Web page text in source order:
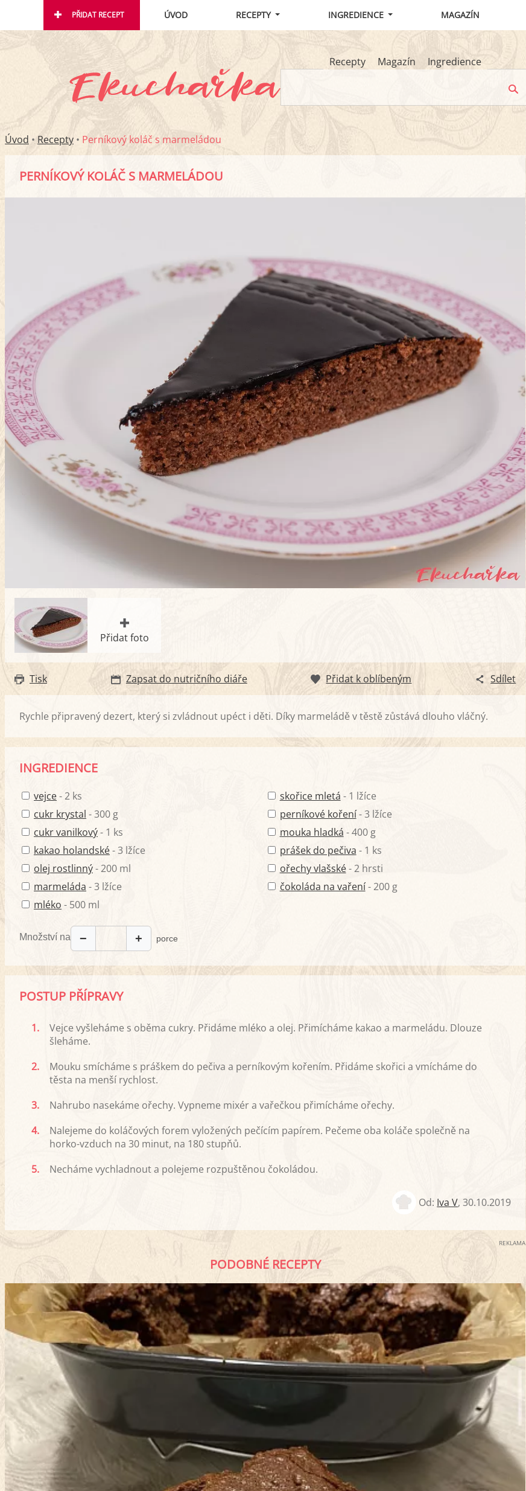
PŘIDAT RECEPT ÚVOD RECEPTY INGREDIENCE MAGAZÍN
Recepty Magazín
Ingredience
Úvod • Recepty • Perníkový koláč s marmeládou
PERNÍKOVÝ KOLÁČ S MARMELÁDOU
Přidat foto
Tisk Zapsat do nutričního diáře Přidat k oblíbeným Sdílet
Rychle připravený dezert, který si zvládnout upéct i děti. Díky marmeládě v těstě zůstává dlouho vláčný.
INGREDIENCE
vejce- 2 ks
cukr krystal - 300 g
cukr vanilkový- 1 ks
kakao holandské- 3 lžíce
olej rostlinný- 200 ml
marmeláda - 3 lžíce
mléko - 500 ml
skořice mletá - 1 lžíce
perníkové koření- 3 lžíce
mouka hladká - 400 g
prášek do pečiva - 1 ks
ořechy vlašské- 2 hrsti
čokoláda na vaření- 200 g
Množství na − + porce
POSTUP PŘÍPRAVY
1.
Vejce vyšleháme s oběma cukry. Přidáme mléko a olej. Přimícháme kakao a marmeládu. Dlouze
šleháme.
2.
Mouku smícháme s práškem do pečiva a perníkovým kořením. Přidáme skořici a vmícháme do
těsta na menší rychlost.
3.
Nahrubo nasekáme ořechy. Vypneme mixér a vařečkou přimícháme ořechy.
4.
Nalejeme do koláčových forem vyložených pečícím papírem. Pečeme oba koláče společně na
horko-vzduch na 30 minut, na 180 stupňů.
5.
Necháme vychladnout a polejeme rozpuštěnou čokoládou.
Od: Iva V,30.10.2019
REKLAMA
PODOBNÉ RECEPTY